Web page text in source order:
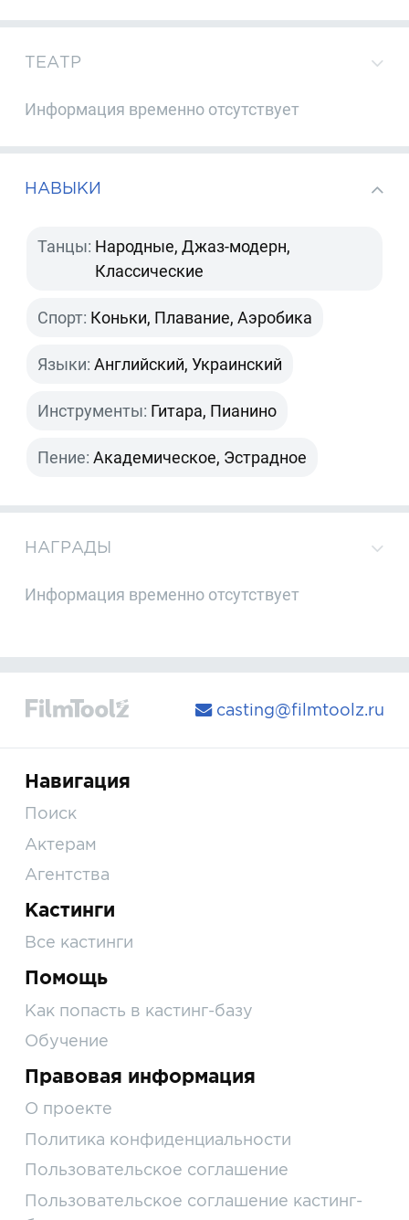
ТЕАТР
Информация временно отсутствует
НАВЫКИ
Танцы: Народные, Джаз-модерн,
Классические
Спорт: Коньки, Плавание, Аэробика
Языки: Английский, Украинский
Инструменты: Гитара, Пианино
Пение: Академическое, Эстрадное
НАГРАДЫ
Информация временно отсутствует
casting@filmtoolz.ru
Навигация
Поиск
Актерам
Агентства
Кастинги
Все кастинги
Помощь
Как попасть в кастинг-базу
Обучение
Правовая информация
О проекте
Политика конфиденциальности
Пользовательское соглашение
Пользовательское соглашение кастинг-